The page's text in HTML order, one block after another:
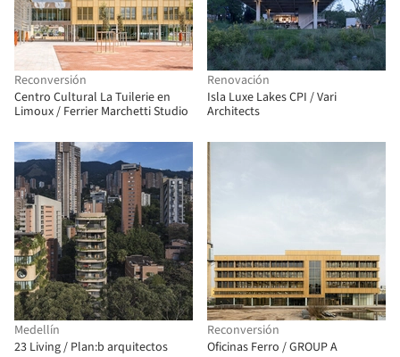
Reconversión
Centro Cultural La Tuilerie en
Limoux / Ferrier Marchetti Studio
Renovación
Isla Luxe Lakes CPI / Vari
Architects
Medellín
23 Living / Plan:b arquitectos
Reconversión
Oficinas Ferro / GROUP A